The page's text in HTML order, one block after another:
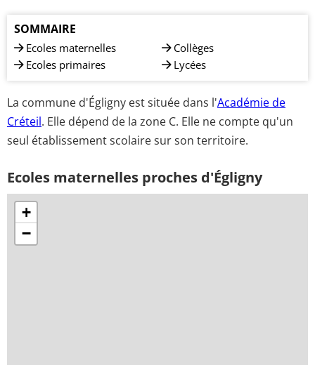
SOMMAIRE
Ecoles maternelles
Ecoles primaires
Collèges
Lycées
La commune d'Égligny est située dans l'Académie de
Créteil. Elle dépend de la zone C. Elle ne compte qu'un
seul établissement scolaire sur son territoire.
Ecoles maternelles proches d'Égligny
+
−